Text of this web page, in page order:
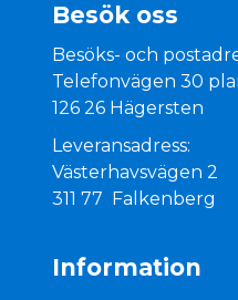
Besök oss
Besöks- och
Telefonvägen 30
126 26 Hägersten
Leveransadress:
Västerhavsvägen 2
311 77 Falkenberg
Information